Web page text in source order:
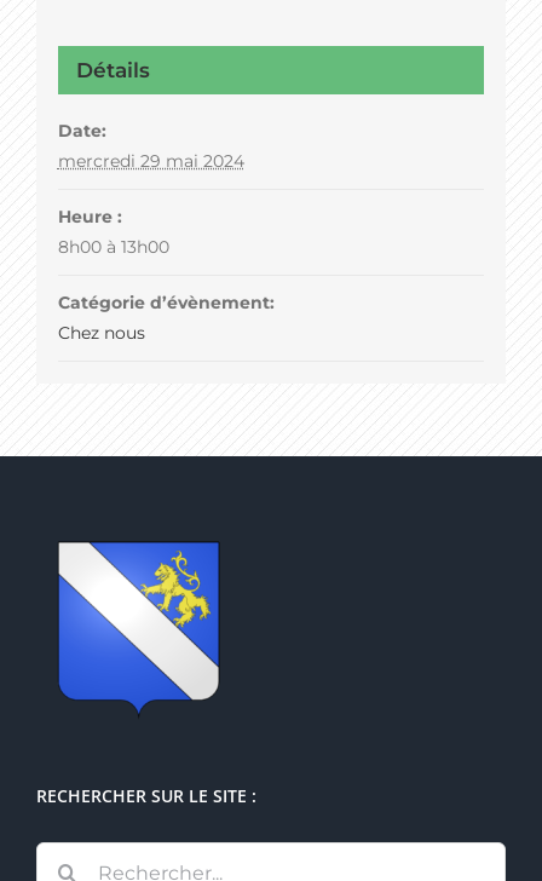
Détails
Date:
mercredi 29 mai 2024
Heure :
8h00 à 13h00
Catégorie d’évènement:
Chez nous
RECHERCHER SUR LE SITE :